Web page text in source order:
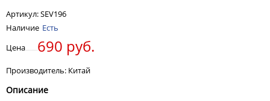
Артикул:SEV196
Наличие Есть
Цена
690 руб.
Производитель: Китай
Описание